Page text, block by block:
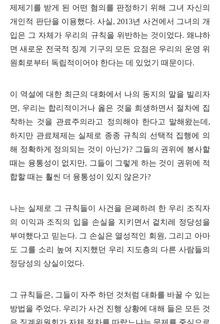
제제기를 받게 된 어떤 혐의를 판정하기 위해 그녀 자신의
개인적 판단을 이용했다. 사실, 2013년 사건에서 그녀의 개
입은 그 자체가 우리의 규칙을 위반하는 것이었다.왜냐하
면 새로운 전국적 징계 기구의 모든 요점은 우리의 운영 위
원회로부터 독립적이어야 한다는 데 있었기 때문이다.
이 역설에 대한 최근의 대화에서 나의 동지의 말을 빌리자
면 , 우리는 합리적이거나 옳은 것을 희생하면서 절차에 집
착하는 것을 관료주의라고 정의해야 한다고 말해왔는데 ,
하지만 관료체제는 실제로 종종 규칙의 선택적 집행에 의
해 정확하게 정의되는 것이 아닌가? 그들의 권위에 봉사할
때는 융통성이 없지만, 그들이 그렇게 하는 것이 권위에 적
합할 때는 훨씬 더 융통성이 있지 않은가?
나는 실제로 그 규칙들이 사건을 은폐하려 한 우리 조직자
의 이익과 조직의 입을 손실을 지키면서 겉치레 정당성을
부여했다고 믿는다. 그 손실은 열성적인 회원 , 그리고 아마
도 그를 소리 높여 지지했던 우리 지도층의 다른 사람들의
정당성의 상실이었다.
그 규칙들은, 그들이 자주 하던 것처럼 대화를 바꿀 수 있는
방법을 주었다. 우리가 사건 진행 상황에 대해 들은 모든 것
은 징계위원회가 자체 절차를 따랐느냐는 문제를 중심으로